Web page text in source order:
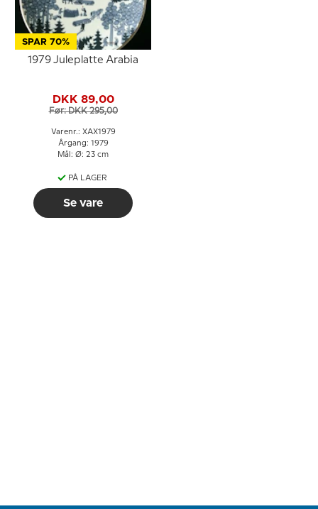
SPAR 70%
1979 Juleplatte Arabia
DKK 89,00
Før: DKK 295,00
Varenr.: XAX1979
Årgang: 1979
Mål: Ø: 23 cm
PÅ LAGER
Se vare